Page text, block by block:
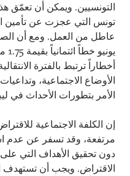
التونسيين. ويمكن أن تعمّق
عاطل من العمل. ومع أن
أخطاراً ترتبط بالفترة
الأوضاع الاجتماعية،
الأمر بتطورات الأحداث في
إن الكلفة الاجتماعية
مرتفعة، وقد تسفر عن عدم
دون تحقيق الأهداف التي
الاقتراض. ويجب أن تستهدف